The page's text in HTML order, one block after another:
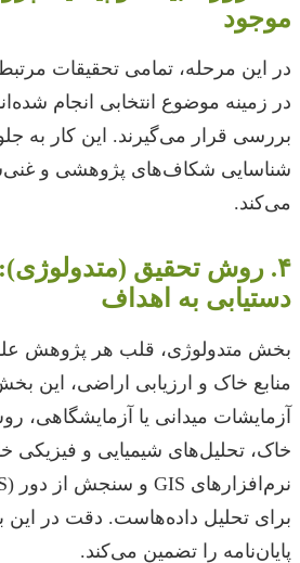
موجود
در این مرحله، تمامی تحقیقات
در زمینه موضوع انتخابی انجام
بررسی قرار می‌گیرند. این کار به
شناسایی شکاف‌های پژوهشی و
می‌کند.
۴. روش تحقیق
دستیابی به اهداف
بخش متدولوژی، قلب هر پژوهش
منابع خاک و ارزیابی اراضی، این
آزمایشات میدانی یا آزمایشگاهی،
خاک، تحلیل‌های شیمیایی و فیزیکی
برای تحلیل داده‌هاست. دقت در این
پایان‌نامه را تضمین می‌کند.